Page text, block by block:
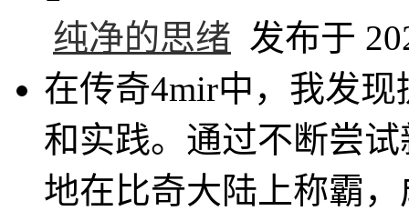
纯净的思绪 发布于
在传奇4mir中，我发
和实践。通过不断尝
地在比奇大陆上称霸